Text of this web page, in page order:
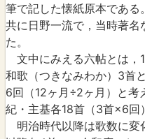
筆で記した懐紙原本であ
共に日野一流で，当時著名
た。
文中にみえる六帖とは，
和歌（つきなみわか）3首
6回（12ヶ月÷2ヶ月）と考
紀・主基各18首（3首×6回
明治時代以降は歌数に